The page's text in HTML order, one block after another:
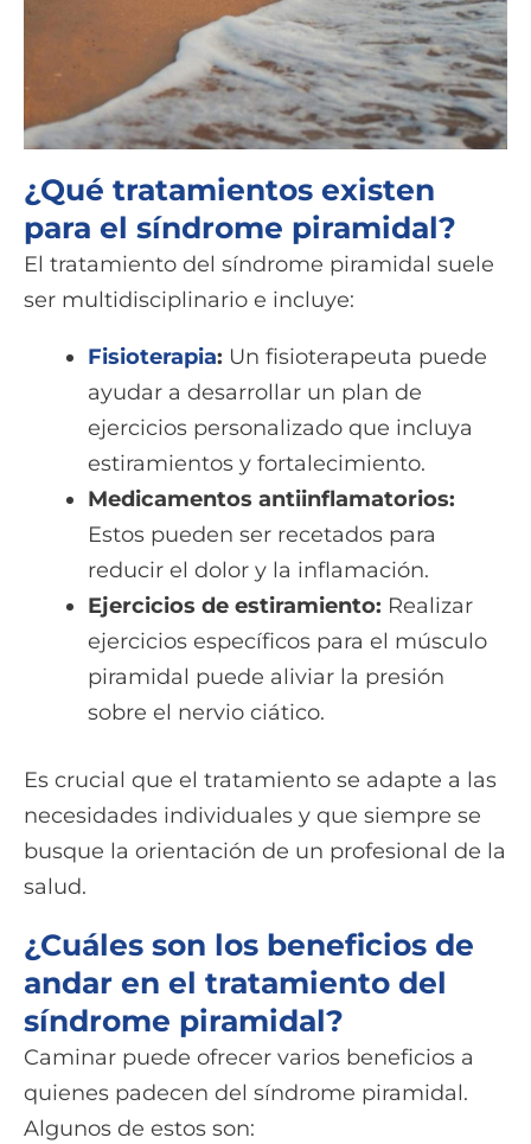
¿Qué tratamientos existen
para el síndrome piramidal?
El tratamiento del síndrome piramidal suele
ser multidisciplinario e incluye:
Fisioterapia: Un fisioterapeuta puede
ayudar a desarrollar un plan de
ejercicios personalizado que incluya
estiramientos y fortalecimiento.
Medicamentos antiinflamatorios:
Estos pueden ser recetados para
reducir el dolor y la inflamación.
Ejercicios de estiramiento: Realizar
ejercicios específicos para el músculo
piramidal puede aliviar la presión
sobre el nervio ciático.
Es crucial que el tratamiento se adapte a las
necesidades individuales y que siempre se
busque la orientación de un profesional de la
salud.
¿Cuáles son los beneficios de
andar en el tratamiento del
síndrome piramidal?
Caminar puede ofrecer varios beneficios a
quienes padecen del síndrome piramidal.
Algunos de estos son: